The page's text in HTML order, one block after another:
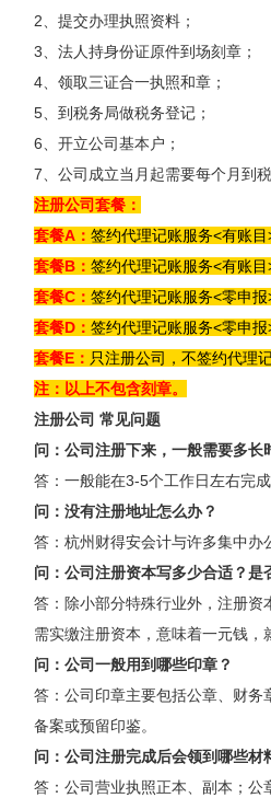
2、提交办理执照资料；
3、法人持身份证原件到场刻章；
4、领取三证合一执照和章；
5、到税务局做税务登记；
6、开立公司基本户；
7、公司成立当月起需要每个月到
注册公司套餐：
套餐A： 签约代理记账服务<有账
套餐B： 签约代理记账服务<有账
套餐C： 签约代理记账服务<零申
套餐D： 签约代理记账服务<零申
套餐E： 只注册公司，不签约代理
注：以上不包含刻章。
注册公司 常见问题
问：公司注册下来，一般需要多长
答：一般能在3-5个工作日左右完成
问：没有注册地址怎么办？
答：杭州财得安会计与许多集中办
问：公司注册资本写多少合适？是
答：除小部分特殊行业外，注册
需实缴注册资本，意味着一元钱，
问：公司一般用到哪些印章？
答：公司印章主要包括公章、财
备案或预留印鉴。
问：公司注册完成后会领到哪些材
答：公司营业执照正本、副本；公